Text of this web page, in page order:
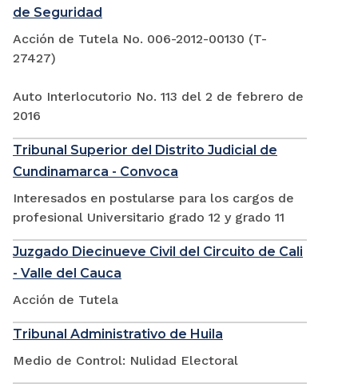
de Seguridad
Acción de Tutela No. 006-2012-00130 (T-
27427)
Auto Interlocutorio No. 113 del 2 de febrero de
2016
Tribunal Superior del Distrito Judicial de
Cundinamarca - Convoca
Interesados en postularse para los cargos de
profesional Universitario grado 12 y grado 11
Juzgado Diecinueve Civil del Circuito de Cali
- Valle del Cauca
Acción de Tutela
Tribunal Administrativo de Huila
Medio de Control: Nulidad Electoral